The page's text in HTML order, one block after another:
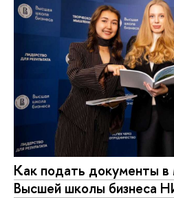
Как подать документы в
Высшей школы бизнеса